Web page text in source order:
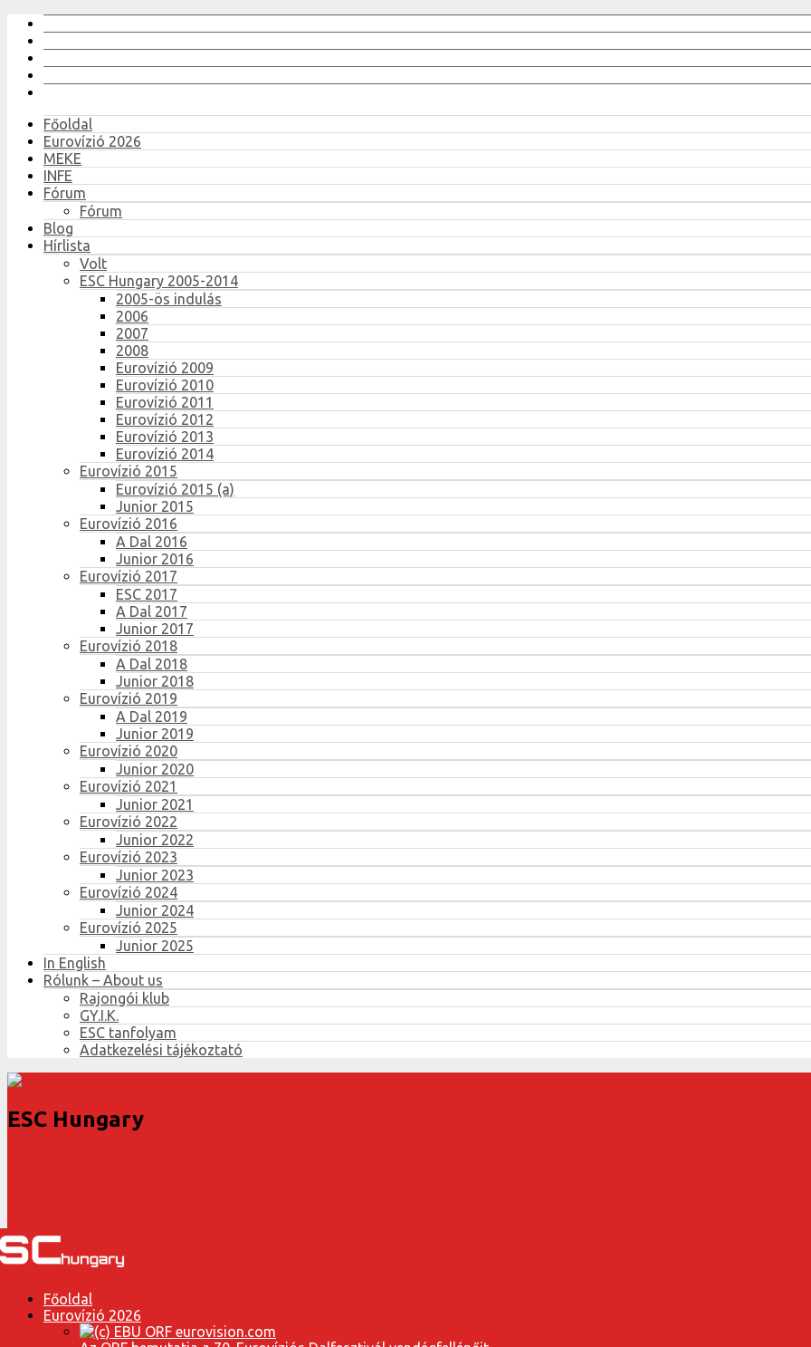
Főoldal
Eurovízió 2026
MEKE
INFE
Fórum
Fórum
Blog
Hírlista
Volt
ESC Hungary 2005-2014
2005-ös indulás
2006
2007
2008
Eurovízió 2009
Eurovízió 2010
Eurovízió 2011
Eurovízió 2012
Eurovízió 2013
Eurovízió 2014
Eurovízió 2015
Eurovízió 2015 (a)
Junior 2015
Eurovízió 2016
A Dal 2016
Junior 2016
Eurovízió 2017
ESC 2017
A Dal 2017
Junior 2017
Eurovízió 2018
A Dal 2018
Junior 2018
Eurovízió 2019
A Dal 2019
Junior 2019
Eurovízió 2020
Junior 2020
Eurovízió 2021
Junior 2021
Eurovízió 2022
Junior 2022
Eurovízió 2023
Junior 2023
Eurovízió 2024
Junior 2024
Eurovízió 2025
Junior 2025
In English
Rólunk – About us
Rajongói klub
GY.I.K.
ESC tanfolyam
Adatkezelési tájékoztató
ESC Hungary
Főoldal
Eurovízió 2026